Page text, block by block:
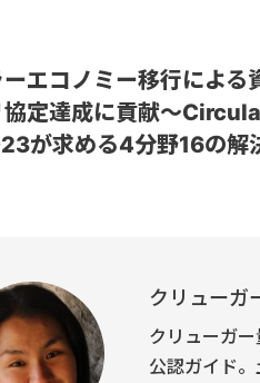
エコノミー移行による
協定達成に貢献～
が求める4分野16の解
クリューガ
クリューガ
公認ガイド